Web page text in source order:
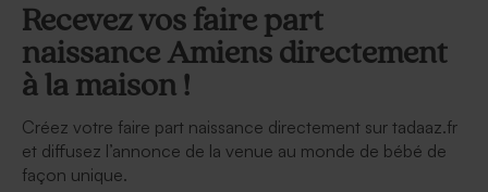
Recevez vos faire part
naissance Amiens directement
à la maison !
Créez votre faire part naissance directement sur tadaaz.fr
et diffusez l’annonce de la venue au monde de bébé de
façon unique.